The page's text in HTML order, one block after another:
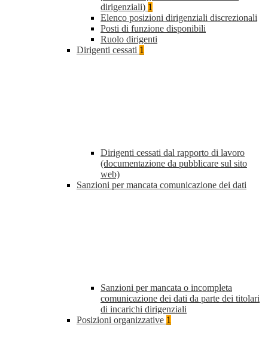
dirigenziali) 1
Elenco posizioni dirigenziali discrezionali
Posti di funzione disponibili
Ruolo dirigenti
Dirigenti cessati 1
Dirigenti cessati dal rapporto di lavoro
(documentazione da pubblicare sul sito
web)
Sanzioni per mancata comunicazione dei dati
Sanzioni per mancata o incompleta
comunicazione dei dati da parte dei titolari
di incarichi dirigenziali
Posizioni organizzative 1